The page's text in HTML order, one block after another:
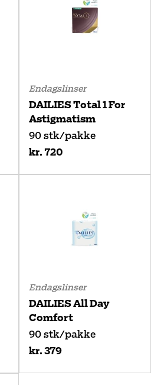
Endagslinser
DAILIES Total 1 For
Astigmatism
90 stk/pakke
kr. 720
Endagslinser
DAILIES All Day
Comfort
90 stk/pakke
kr. 379